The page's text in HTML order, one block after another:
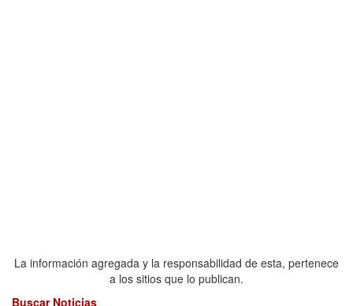
La información agregada y la responsabilidad de esta, pertenece
a los sitios que lo publican.
Buscar Noticias